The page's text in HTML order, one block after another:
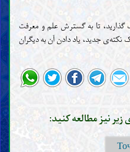
گذارید، تا به گسترش علم و معرفت
جدید، یاد دادن آن به دیگران
زیر نیز مطالعه کنید: